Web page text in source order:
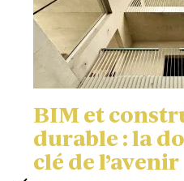
BIM et
durable : la
clé de l’avenir